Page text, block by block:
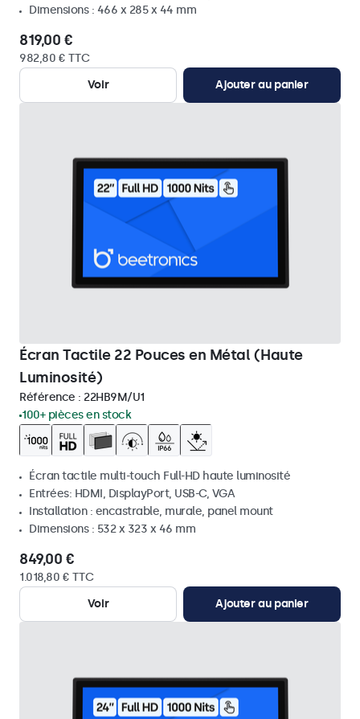
Dimensions : 466 x 285 x 44 mm
819,00 €
982,80 € TTC
Voir
Ajouter au panier
Écran Tactile 22 Pouces en Métal (Haute
Luminosité)
Référence : 22HB9M/U1
100+ pièces en stock
Écran tactile multi-touch Full-HD haute luminosité
Entrées: HDMI, DisplayPort, USB-C, VGA
Installation : encastrable, murale, panel mount
Dimensions : 532 x 323 x 46 mm
849,00 €
1.018,80 € TTC
Voir
Ajouter au panier